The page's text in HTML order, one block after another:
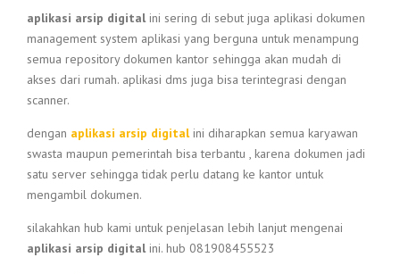
aplikasi arsip digitalini sering di sebut juga aplikasi dokumen
management system aplikasi yang berguna untuk menampung
semua repository dokumen kantor sehingga akan mudah di
akses dari rumah. aplikasi dms juga bisa terintegrasi dengan
scanner.
dengan aplikasi arsip digitalini diharapkan semua karyawan
swasta maupun pemerintah bisa terbantu , karena dokumen jadi
satu server sehingga tidak perlu datang ke kantor untuk
mengambil dokumen.
silakahkan hub kami untuk penjelasan lebih lanjut mengenai
aplikasi arsip digitalini. hub 081908455523